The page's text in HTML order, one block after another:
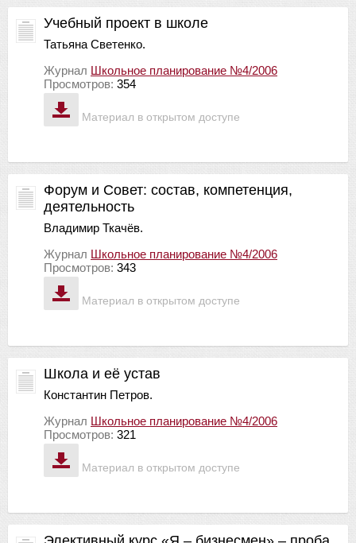
Материал в открытом доступе
Учебный проект в школе
Татьяна Светенко.
Журнал Школьное планирование №4/2006
Просмотров: 354
Материал в открытом доступе
Форум и Совет: состав, компетенция,
деятельность
Владимир Ткачёв.
Журнал Школьное планирование №4/2006
Просмотров: 343
Материал в открытом доступе
Школа и её устав
Константин Петров.
Журнал Школьное планирование №4/2006
Просмотров: 321